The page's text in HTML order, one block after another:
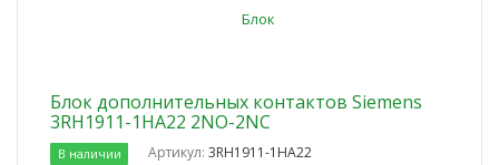
Блок дополнительных контактов Siemens
3RH1911-1HA22 2NO-2NC
В наличии Артикул:3RH1911-1HA22